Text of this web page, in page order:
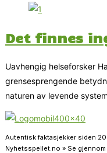
Det finnes
Uavhengig helseforsker
grensesprengende
naturen av levende
Autentisk faktasjekker siden
Nyhetsspeilet.no » Se